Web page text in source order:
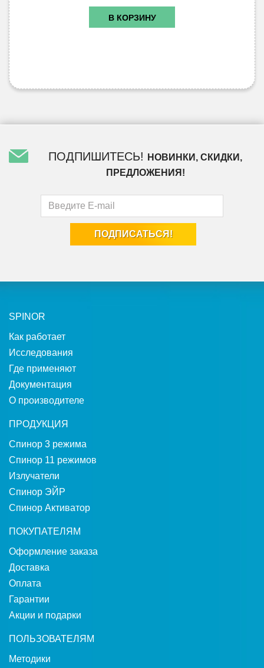
В КОРЗИНУ
ПОДПИШИТЕСЬ!
НОВИНКИ, СКИДКИ,
ПРЕДЛОЖЕНИЯ!
SPINOR
Как работает
Исследования
Где применяют
Документация
О производителе
ПРОДУКЦИЯ
Спинор 3 режима
Спинор 11 режимов
Излучатели
Спинор ЭЙР
Спинор Активатор
ПОКУПАТЕЛЯМ
Оформление заказа
Доставка
Оплата
Гарантии
Акции и подарки
ПОЛЬЗОВАТЕЛЯМ
Методики